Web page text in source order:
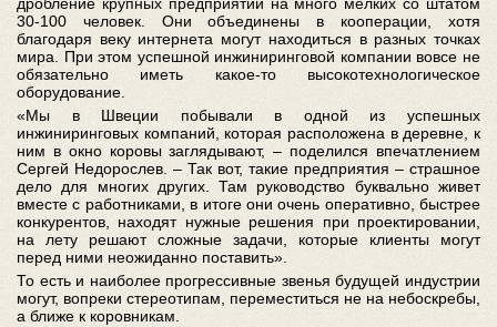
30-100 человек. Они объединены в кооперации, хотя
благодаря веку интернета могут находиться в разных точках
мира. При этом успешной инжиниринговой компании вовсе не
обязательно иметь какое-то высокотехнологическое
оборудование.
«Мы в Швеции побывали в одной из успешных
инжиниринговых компаний, которая расположена в деревне, к
ним в окно коровы заглядывают, – поделился впечатлением
Сергей Недорослев. – Так вот, такие предприятия – страшное
дело для многих других. Там руководство буквально живет
вместе с работниками, в итоге они очень оперативно, быстрее
конкурентов, находят нужные решения при проектировании,
на лету решают сложные задачи, которые клиенты могут
перед ними неожиданно поставить».
То есть и наиболее прогрессивные звенья будущей индустрии
могут, вопреки стереотипам, переместиться не на небоскребы,
а ближе к коровникам.